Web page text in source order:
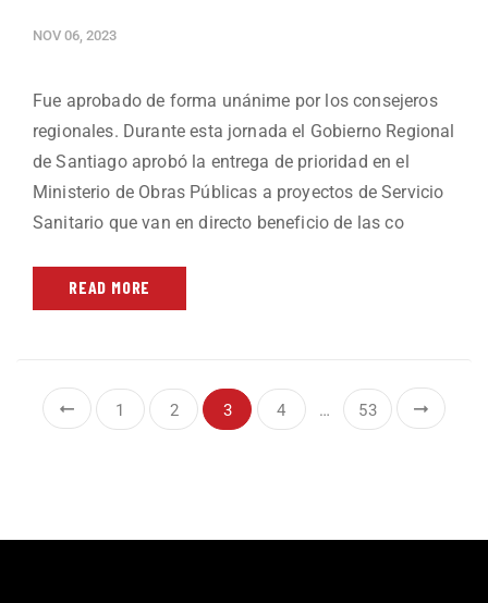
NOV 06, 2023
Fue aprobado de forma unánime por los consejeros
regionales. Durante esta jornada el Gobierno Regional
de Santiago aprobó la entrega de prioridad en el
Ministerio de Obras Públicas a proyectos de Servicio
Sanitario que van en directo beneficio de las co
READ MORE
1 2 3 4 … 53